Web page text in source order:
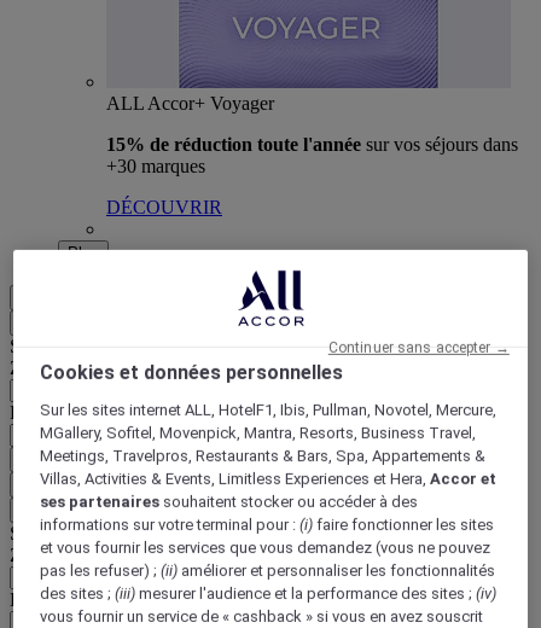
ALL Accor+ Voyager
15% de réduction toute l'année sur vos séjours dans
+30 marques
DÉCOUVRIR
Plus
Sélectionnez votre zone et votre langue ci-dessous
Zone géographique
Pays/Région - Langue
Valider votre zone et votre langue
EUR (€)
Retour
Sélectionnez votre devise ci-dessous
Zone géographique
Devise
Cookies et données personnelles
Sur les sites internet ALL, HotelF1, Ibis, Pullman, Novotel, Mercure,
MGallery, Sofitel, Movenpick, Mantra, Resorts, Business Travel,
Meetings, Travelpros, Restaurants & Bars, Spa, Appartements &
Villas, Activities & Events, Limitless Experiences et Hera,Accor et
ses partenaires souhaitent stocker ou accéder à des
informations sur votre terminal pour :(i) faire fonctionner les sites
et vous fournir les services que vous demandez (vous ne pouvez
pas les refuser) ;(ii) améliorer et personnaliser les fonctionnalités
des sites ;(iii) mesurer l'audience et la performance des sites ;(iv)
vous fournir un service de « cashback » si vous en avez souscrit
Continuer sans accepter →